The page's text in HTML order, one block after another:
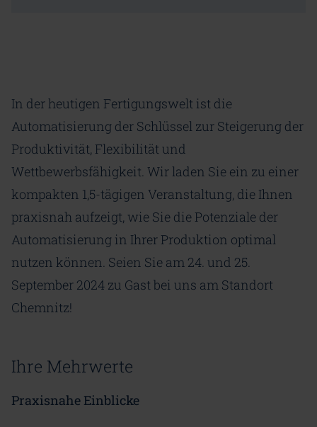
In der heutigen Fertigungswelt ist die
Automatisierung der Schlüssel zur Steigerung der
Produktivität, Flexibilität und
Wettbewerbsfähigkeit. Wir laden Sie ein zu einer
kompakten 1,5-tägigen Veranstaltung, die Ihnen
praxisnah aufzeigt, wie Sie die Potenziale der
Automatisierung in Ihrer Produktion optimal
nutzen können. Seien Sie am 24. und 25.
September 2024 zu Gast bei uns am Standort
Chemnitz!
Ihre Mehrwerte
Praxisnahe Einblicke